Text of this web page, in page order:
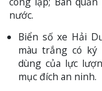
nước.
Biển số xe Hải
màu trắng có ký
dùng của lực
mục đích an ninh.